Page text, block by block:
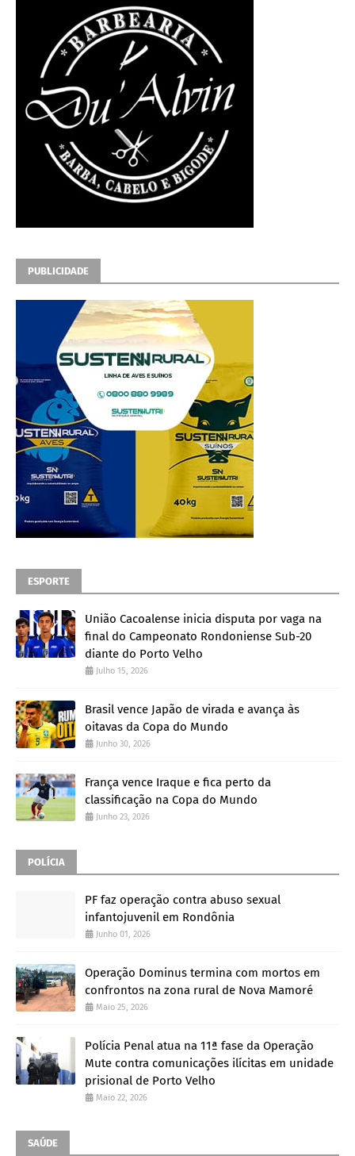
PUBLICIDADE
ESPORTE
União Cacoalense inicia disputa por vaga na
final do Campeonato Rondoniense Sub-20
diante do Porto Velho
Julho 15, 2026
Brasil vence Japão de virada e avança às
oitavas da Copa do Mundo
Junho 30, 2026
França vence Iraque e fica perto da
classificação na Copa do Mundo
Junho 23, 2026
POLÍCIA
PF faz operação contra abuso sexual
infantojuvenil em Rondônia
Junho 01, 2026
Operação Dominus termina com mortos em
confrontos na zona rural de Nova Mamoré
Maio 25, 2026
Polícia Penal atua na 11ª fase da Operação
Mute contra comunicações ilícitas em unidade
prisional de Porto Velho
Maio 22, 2026
SAÚDE